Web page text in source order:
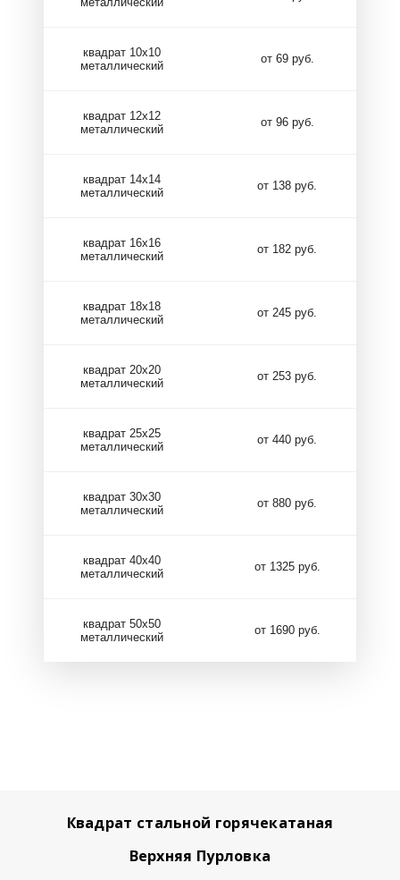
квадрат 10х10
металлический
от 69 руб.
квадрат 12х12
металлический
от 96 руб.
квадрат 14х14
металлический
от 138 руб.
квадрат 16х16
металлический
от 182 руб.
квадрат 18х18
металлический
от 245 руб.
квадрат 20х20
металлический
от 253 руб.
квадрат 25х25
металлический
от 440 руб.
квадрат 30х30
металлический
от 880 руб.
квадрат 40х40
металлический
от 1325 руб.
квадрат 50х50
металлический
от 1690 руб.
Квадрат стальной горячекатаная
Верхняя Пурловка